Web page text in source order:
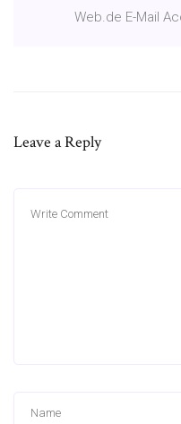
Web.de E-Mail
Leave a Reply